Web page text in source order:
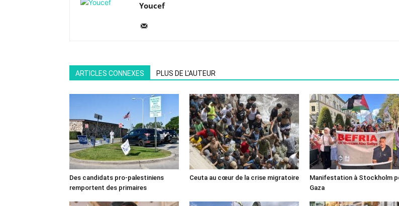
Youcef
ARTICLES CONNEXES PLUS DE L'AUTEUR
Des candidats pro-palestiniens
remportent des primaires
Ceuta au cœur de la crise migratoire
Manifestation à Stockholm
Gaza